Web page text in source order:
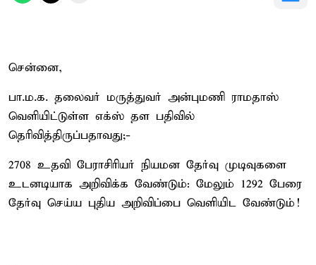
சென்னை,
பா.ம.க. தலைவர் மருத்துவர் அன்புமணி ராமதாஸ்
வெளியிட்டுள்ள எக்ஸ் தள பதிவில்
தெரிவித்திருப்பதாவது;-
2708 உதவி பேராசிரியர் நியமன தேர்வு முடிவுகளை
உடனடியாக அறிவிக்க வேண்டும்: மேலும் 1292 பேரை
தேர்வு செய்ய புதிய அறிவிப்பை வெளியிட வேண்டும்!